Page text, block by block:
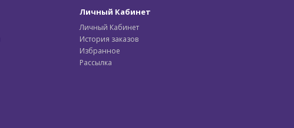
Личный Кабинет
Личный Кабинет
История заказов
Избранное
Рассылка